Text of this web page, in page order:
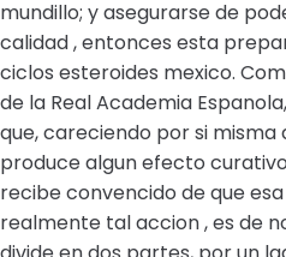
mundillo; y asegurarse de
calidad , entonces esta
ciclos esteroides mexico.
de la Real Academia
que, careciendo por si
produce algun efecto
recibe convencido de que
realmente tal accion , es de